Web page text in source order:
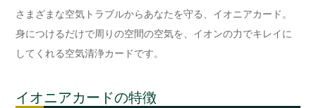
さまざまな空気トラブルからあなたを守る、イオニアカード。
身につけるだけで周りの空間の空気を、イオンの力でキレイに
してくれる空気清浄カードです。
イオニアカードの特徴